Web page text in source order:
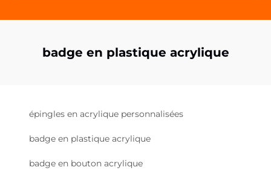
badge en plastique acrylique
épingles en acrylique personnalisées
badge en plastique acrylique
badge en bouton acrylique